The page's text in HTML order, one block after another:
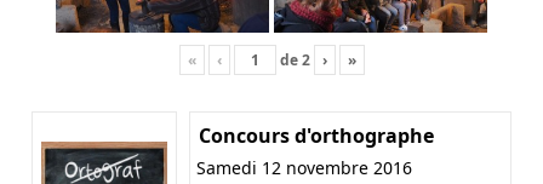
« ‹ de2 › »
Concours d'orthographe
Samedi 12 novembre 2016